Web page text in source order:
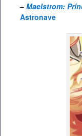
– Maelstrom:
Astronave